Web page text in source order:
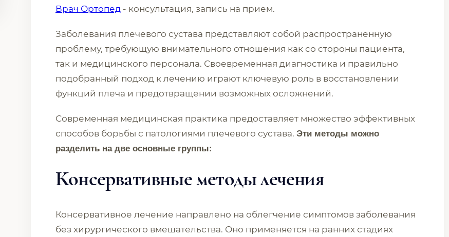
Врач Ортопед - консультация, запись на прием.
Заболевания плечевого сустава представляют собой распространенную
проблему, требующую внимательного отношения как со стороны пациента,
так и медицинского персонала. Своевременная диагностика и правильно
подобранный подход к лечению играют ключевую роль в восстановлении
функций плеча и предотвращении возможных осложнений.
Современная медицинская практика предоставляет множество эффективных
способов борьбы с патологиями плечевого сустава. Эти методы можно
разделить на две основные группы:
Консервативные методы лечения
Консервативное лечение направлено на облегчение симптомов заболевания
без хирургического вмешательства. Оно применяется на ранних стадиях